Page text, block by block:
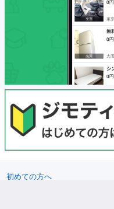
初めての方へ